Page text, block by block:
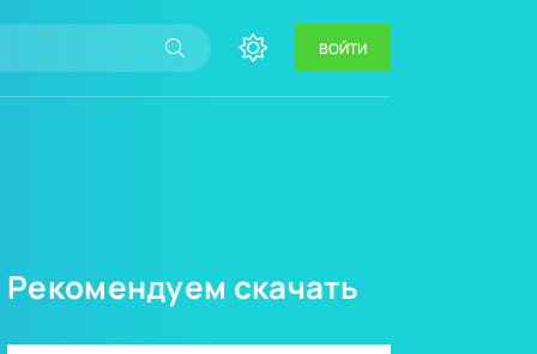
ВОЙТИ
Рекомендуем скачать